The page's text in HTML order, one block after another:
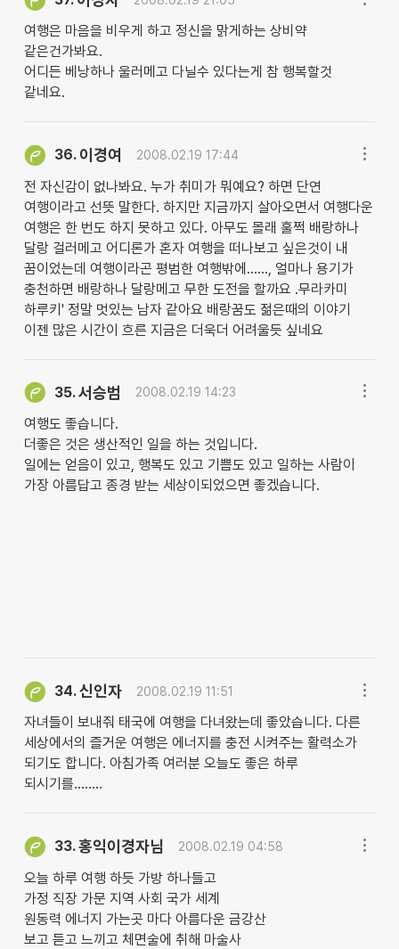
여행은 마음을 비우게 하고 정신을 맑게하는 상비약
같은건가봐요.
어디든 베낭하나 울러메고 다닐수 있다는게 참 행복할것
같네요.
36. 이경여 2008.02.19 17:44
전 자신감이 없나봐요. 누가 취미가 뭐예요? 하면 단연
여행이라고 선뜻 말한다. 하지만 지금까지 살아오면서 여행다운
여행은 한 번도 하지 못하고 있다. 아무도 몰래 훌쩍 배랑하나
달랑 걸러메고 어디론가 혼자 여행을 떠나보고 싶은것이 내
꿈이었는데 여행이라곤 평범한 여행밖에......, 얼마나 용기가
충천하면 배랑하나 달랑메고 무한 도전을 할까요 .무라카미
하루키' 정말 멋있는 남자 같아요 배랑꿈도 젊은때의 이야기
이젠 많은 시간이 흐른 지금은 더욱더 어려울듯 싶네요
35.서승범 2008.02.19 14:23
여행도 좋습니다.
더좋은 것은 생산적인 일을 하는 것입니다.
일에는 얻음이 있고, 행복도 있고 기쁨도 있고 일하는 사람이
가장 아름답고 종경 받는 세상이되었으면 좋겠습니다.
34.신인자 2008.02.19 11:51
자녀들이 보내줘 태국에 여행을 다녀왔는데 좋았습니다. 다른
세상에서의 즐거운 여행은 에너지를 충전 시켜주는 활력소가
되기도 합니다. 아침가족 여러분 오늘도 좋은 하루
되시기를........
33.홍익이경자님 2008.02.19 04:58
오늘 하루 여행 하듯 가방 하나들고
가정 직장 가문 지역 사회 국가 세계
원동력 에너지 가는곳 마다 아름다운 금강산
보고 듣고 느끼고 체면술에 취해 마술사